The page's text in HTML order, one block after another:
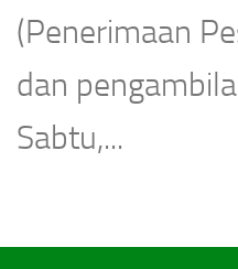
(Penerimaan
dan
Sabtu,...